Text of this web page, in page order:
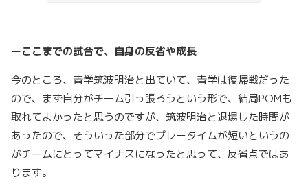
ーここまでの試合で、自身の反省や成長
今のところ、青学筑波明治と出ていて、青学は復帰戦だった
ので、まず自分がチーム引っ張ろうという形で、結局POMも
取れてよかったと思うのですが、筑波明治と退場した時間が
あったので、そういった部分でプレータイムが短いというの
がチームにとってマイナスになったと思って、反省点ではあ
ります。